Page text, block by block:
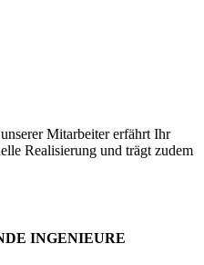
Mitarbeiter erfährt Ihr
Realisierung und trägt zudem
INGENIEURE